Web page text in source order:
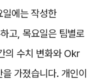
에는 작성한
고, 목요일은 팀별로
의 수치 변화와 Okr
가졌습니다. 개인이